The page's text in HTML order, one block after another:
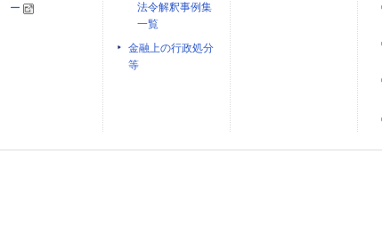
ー
法令解釈事例集
一覧
金融上の行政処分
等